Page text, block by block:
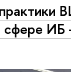
сфере